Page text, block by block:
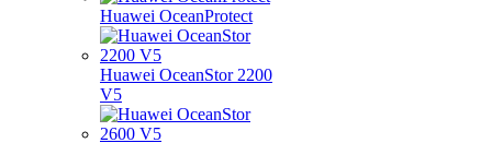
Huawei OceanProtect
Huawei OceanStor 2200
V5